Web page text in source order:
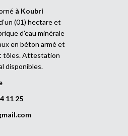
à Koubri
(01) hectare et
d’eau minérale
en béton armé et
tôles. Attestation
disponibles.
11 25